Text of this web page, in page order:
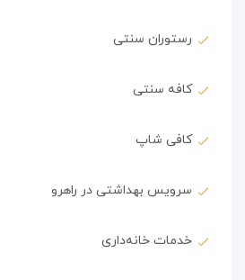
رستوران سنتی
کافه سنتی
کافی شاپ
سرویس بهداشتی در راهرو
خدمات خانه‌داری